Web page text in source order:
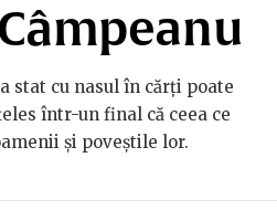
stat cu nasul în cărți poate
într-un final că ceea ce
și poveștile lor.